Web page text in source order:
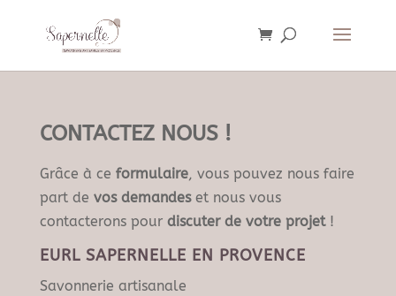
CONTACTEZ NOUS !
Grâce à ce formulaire, vous pouvez nous faire
part de vos demandeset nous vous
contacterons pour discuter de votre projet!
EURL SAPERNELLE EN PROVENCE
Savonnerie artisanale